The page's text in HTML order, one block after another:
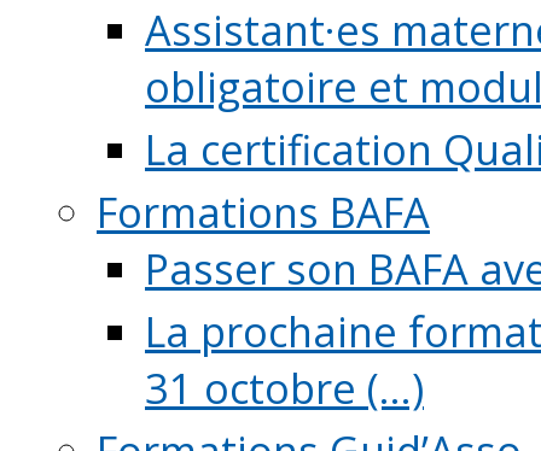
Assistant·es
obligatoire et
La certification
Formations BAFA
Passer son BAFA
La prochaine
31 octobre (...)